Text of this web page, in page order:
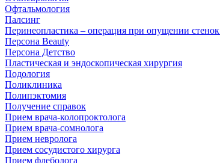
Офтальмология
Палсинг
Перинеопластика – операция при опущении
Персона Beauty
Персона Детство
Пластическая и эндоскопическая хирургия
Подология
Поликлиника
Полипэктомия
Получение справок
Прием врача-колопроктолога
Прием врача-сомнолога
Прием невролога
Прием сосудистого хирурга
Прием флеболога